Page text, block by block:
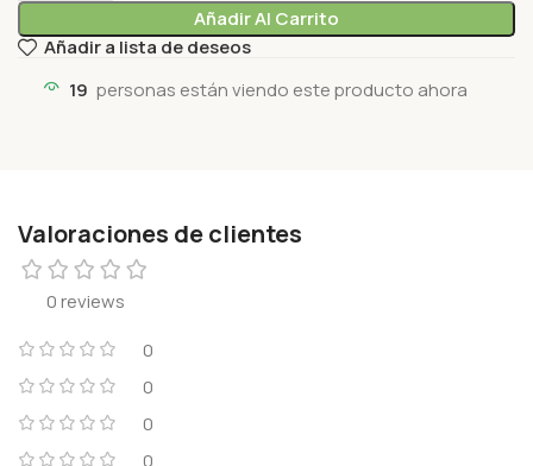
Añadir Al Carrito
Añadir a lista de deseos
19 personas están viendo este producto ahora
Valoraciones de clientes
0 reviews
0
0
0
0